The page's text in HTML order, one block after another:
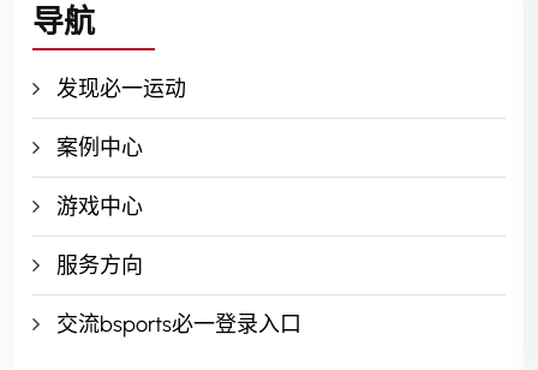
导航
发现必一运动
案例中心
游戏中心
服务方向
交流bsports必一登录入口